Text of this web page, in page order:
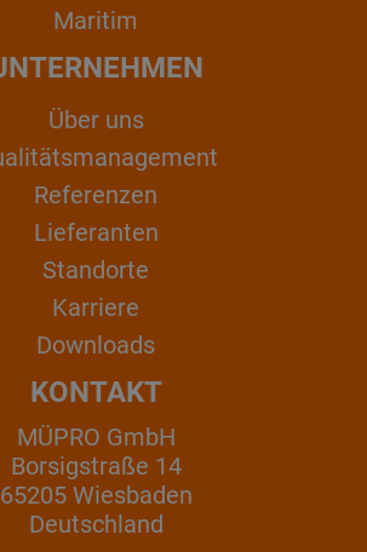
Maritim
Über uns
Referenzen
Lieferanten
Standorte
Karriere
Downloads
KONTAKT
MÜPRO GmbH
Borsigstraße 14
65205 Wiesbaden
Deutschland